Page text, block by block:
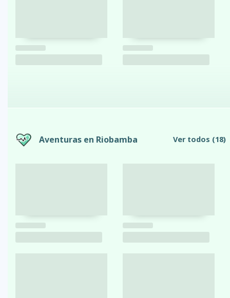
Aventuras en Riobamba Ver todos (18)